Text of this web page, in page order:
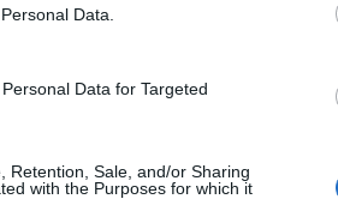
Data.
Data for Targeted
Retention, Sale, and/or Sharing
with the Purposes for which it